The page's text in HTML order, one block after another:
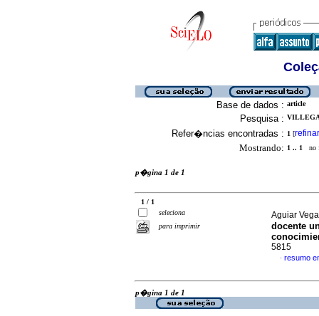
Base de dados : article
Pesquisa :
Refer�ncias encontradas : 1 [refinar
Mostrando: 1 .. 1 no
p�gina 1 de 1
1 / 1
seleciona
para imprimir
Aguiar
docente
5815
· resumo
p�gina 1 de 1